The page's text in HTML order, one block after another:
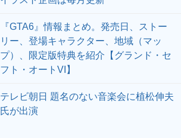
『GTA6』情報まとめ。発売日、ストー
リー、登場キャラクター、地域（マッ
プ）、限定版特典を紹介【グランド・セ
フト・オートVI】
テレビ朝日 題名のない音楽会に植松伸夫
氏が出演